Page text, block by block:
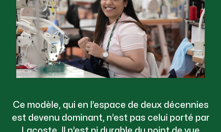
Ce modèle, qui en l’espace de deux décennies
est devenu dominant, n’est pas celui porté par